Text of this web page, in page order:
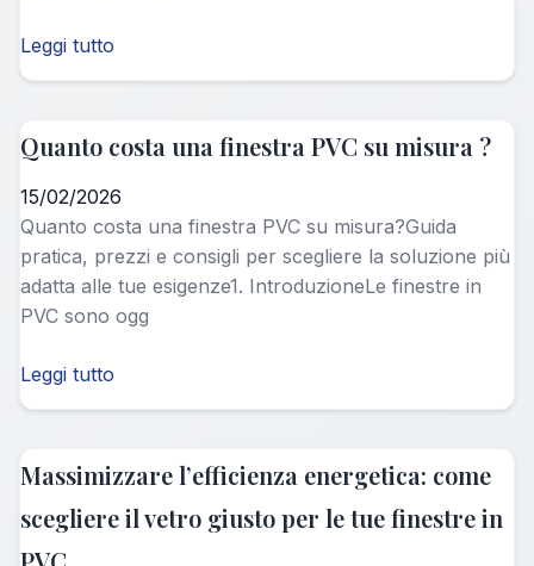
Leggi tutto
Quanto costa una finestra PVC su misura ?
15/02/2026
Quanto costa una finestra PVC su misura?Guida
pratica, prezzi e consigli per scegliere la soluzione più
adatta alle tue esigenze1. IntroduzioneLe finestre in
PVC sono ogg
Leggi tutto
Massimizzare l’efficienza energetica: come
scegliere il vetro giusto per le tue finestre in